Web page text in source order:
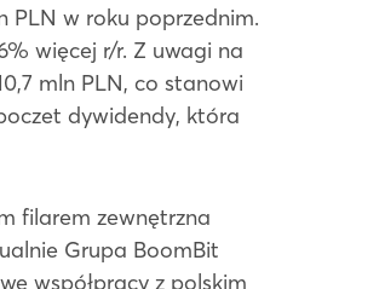
PLN w roku poprzednim.
więcej r/r. Z uwagi na
mln PLN, co stanowi
dywidendy, która
filarem zewnętrzna
Grupa BoomBit
współpracy z polskim